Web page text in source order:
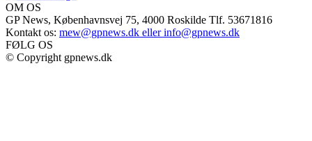
OM OS
GP News, Københavnsvej 75, 4000 Roskilde Tlf. 53671816
Kontakt os: mew@gpnews.dk eller info@gpnews.dk
FØLG OS
© Copyright gpnews.dk